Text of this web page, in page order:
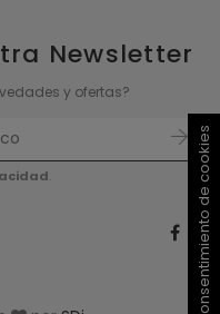
Newsletter
y ofertas?
. Consentimiento de cookies